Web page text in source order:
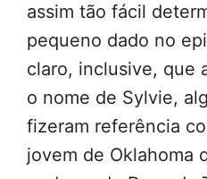
assim tão fácil
pequeno dado no
claro, inclusive, que
o nome de Sylvie,
fizeram referência
jovem de Oklahoma